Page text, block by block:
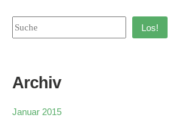
Los!
Archiv
Januar 2015